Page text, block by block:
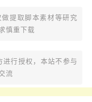
提取脚本素材等研究
慎重下载
行授权，本站不参与
流